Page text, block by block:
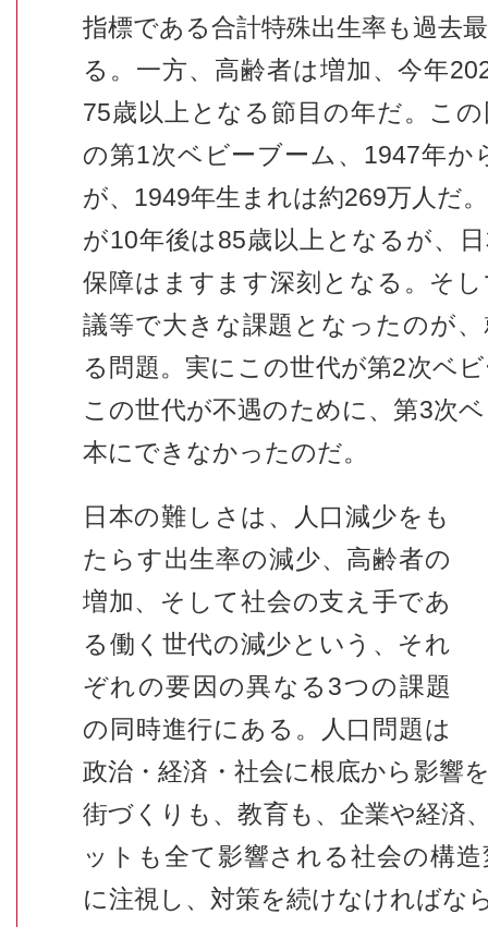
指標である合計特殊出生率も過去
る。一方、高齢者は増加、今年
75歳以上となる節目の年だ。こ
の第1次ベビーブーム、 1947年か
が、 1949年生まれは約269万人だ
が10年後は85歳以上となるが、
保障はますます深刻となる。そ
議等で大きな課題となったのが
る問題。実にこの世代が第2次ベ
この世代が不遇のために、第3次
本にできなかったのだ。
日本の難しさは、人口減少をも
たらす出生率の減少、高齢者の
増加、そして社会の支え手であ
る働く世代の減少という、それ
ぞれの要因の異なる 3つの課題
の同時進行にある。人口問題は
政治・経済・社会に根底から影響
街づくりも、教育も、企業や経済
ットも全て影響される社会の構
に注視し、対策を続けなければな